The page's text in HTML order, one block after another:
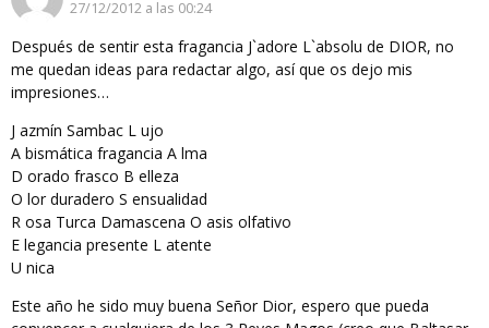
27/12/2012 a las 00:24
Después de sentir esta fragancia J`adore L`absolu de DIOR, no
me quedan ideas para redactar algo, así que os dejo mis
impresiones…
J azmín Sambac L ujo
A bismática fragancia A lma
D orado frasco B elleza
O lor duradero S ensualidad
R osa Turca Damascena O asis olfativo
E legancia presente L atente
U nica
Este año he sido muy buena Señor Dior, espero que pueda